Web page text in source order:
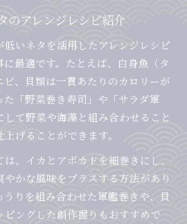
のアレンジレシピ紹介
いネタを活用したアレンジレシピ
最適です。たとえば、白身魚（タ
ビ、貝類は一貫あたりのカロリーが
「野菜巻き寿司」や「サラダ軍
て野菜や海藻と組み合わせること
げることができます。
、イカとアボカドを細巻きにし、
かな風味をプラスする方法があり
りを組み合わせた軍艦巻きや、貝
ングした創作握りもおすすめで